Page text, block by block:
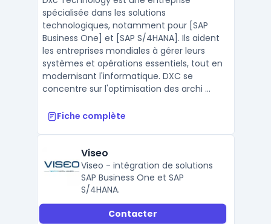
spécialisée dans les solutions
technologiques, notamment pour [SAP
Business One] et [SAP S/4HANA]. Ils aident
les entreprises mondiales à gérer leurs
systèmes et opérations essentiels, tout en
modernisant l'informatique. DXC se
concentre sur l'optimisation des archi ...
Fiche complète
Viseo
Viseo - intégration de solutions
SAP Business One et SAP
S/4HANA.
Contacter